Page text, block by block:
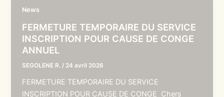
News
FERMETURE TEMPORAIRE DU SERVICE
INSCRIPTION POUR CAUSE DE CONGE
ANNUEL
SEGOLENE R. / 24 avril 2026
FERMETURE TEMPORAIRE DU SERVICE
INSCRIPTION POUR CAUSE DE CONGE Chers